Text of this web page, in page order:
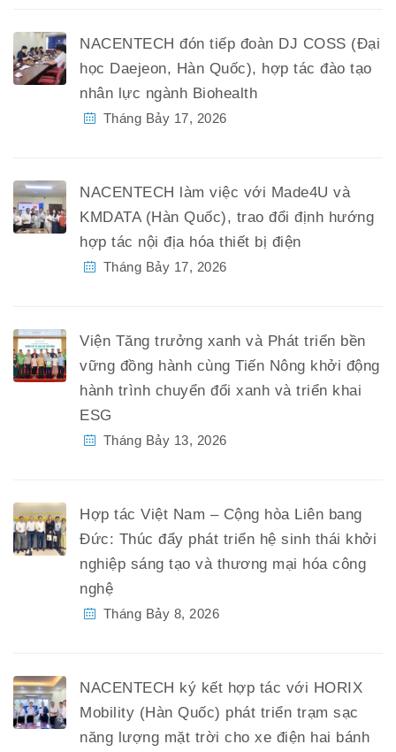
NACENTECH đón tiếp đoàn DJ COSS (Đại
học Daejeon, Hàn Quốc), hợp tác đào tạo
nhân lực ngành Biohealth
Tháng Bảy 17, 2026
NACENTECH làm việc với Made4U và
KMDATA (Hàn Quốc), trao đổi định hướng
hợp tác nội địa hóa thiết bị điện
Tháng Bảy 17, 2026
Viện Tăng trưởng xanh và Phát triển bền
vững đồng hành cùng Tiến Nông khởi động
hành trình chuyển đổi xanh và triển khai
ESG
Tháng Bảy 13, 2026
Hợp tác Việt Nam – Cộng hòa Liên bang
Đức: Thúc đẩy phát triển hệ sinh thái khởi
nghiệp sáng tạo và thương mại hóa công
nghệ
Tháng Bảy 8, 2026
NACENTECH ký kết hợp tác với HORIX
Mobility (Hàn Quốc) phát triển trạm sạc
năng lượng mặt trời cho xe điện hai bánh